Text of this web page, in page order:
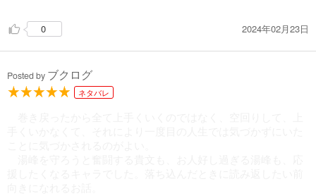
0 2024年02月23日
Posted by ブクログ
ネタバレ